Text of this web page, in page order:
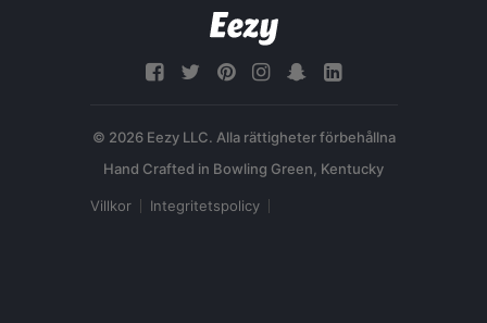
© 2026 Eezy LLC. Alla rättigheter förbehållna
Villkor Integritetspolicy